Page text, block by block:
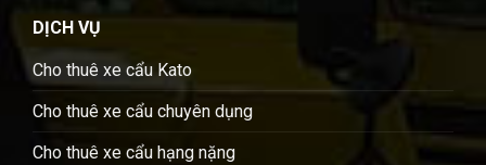
DỊCH VỤ
Cho thuê xe cẩu Kato
Cho thuê xe cẩu chuyên dụng
Cho thuê xe cẩu hạng nặng